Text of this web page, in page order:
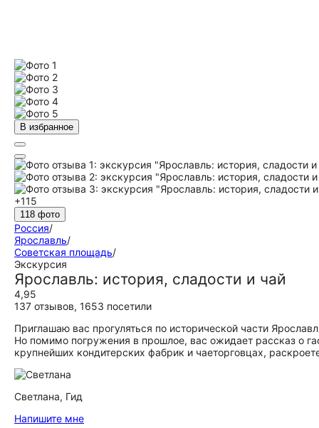
В избранное
+115
118 фото
Россия/
Ярославль/
Советская площадь/
Экскурсия
Ярославль: история, сладости и чай
4,95
137 отзывов, 1653 посетили
Приглашаю вас прогуляться по исторической части
Но помимо погружения в прошлое, вас ожидает рассказ о
крупнейших кондитерских фабрик и чаеторговцах,
Светлана, Гид
Напишите мне